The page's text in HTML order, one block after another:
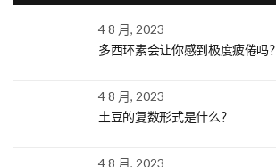
4 8 月, 2023
多西环素会让你感到极度疲倦吗？
4 8 月, 2023
土豆的复数形式是什么？
4 8 月, 2023